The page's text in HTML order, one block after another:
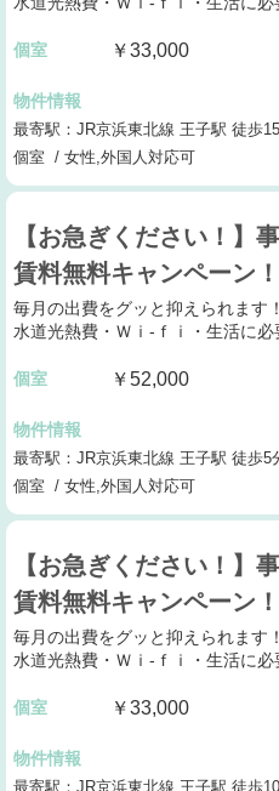
個室 ￥33,000
物件情報
最寄駅：JR京浜東北線 王子駅 徒歩
個室 / 女性,外国人対応可
【お急ぎください！】
賃料無料キャンペーン
毎月の出費をグッと抑えられます
水道光熱費・Ｗｉ-ｆｉ・生活に必
個室 ￥52,000
物件情報
最寄駅：JR京浜東北線 王子駅 徒歩5
個室 / 女性,外国人対応可
【お急ぎください！】
賃料無料キャンペーン
毎月の出費をグッと抑えられます
水道光熱費・Ｗｉ-ｆｉ・生活に必
個室 ￥33,000
物件情報
最寄駅：JR京浜東北線 王子駅 徒歩